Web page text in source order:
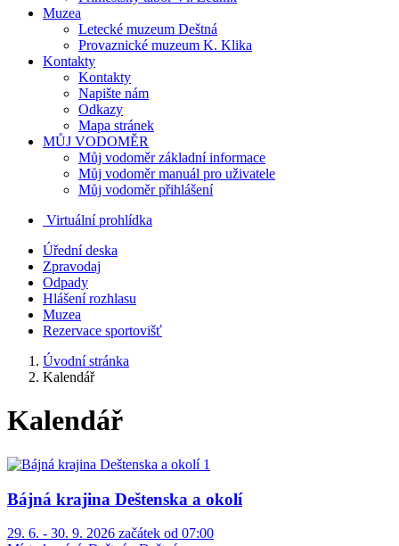
Muzea
Letecké muzeum Deštná
Provaznické muzeum K. Klika
Kontakty
Kontakty
Napište nám
Odkazy
Mapa stránek
MŮJ VODOMĚR
Můj vodoměr základní informace
Můj vodoměr manuál pro uživatele
Můj vodoměr přihlášení
Virtuální prohlídka
Úřední deska
Zpravodaj
Odpady
Hlášení rozhlasu
Muzea
Rezervace sportovišť
Úvodní stránka
Kalendář
Kalendář
Bájná krajina Deštenska a okolí
29. 6. - 30. 9. 2026 začátek od 07:00